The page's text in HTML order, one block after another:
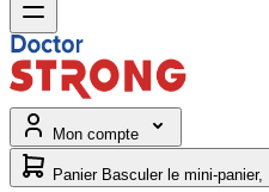
Mon compte
Panier